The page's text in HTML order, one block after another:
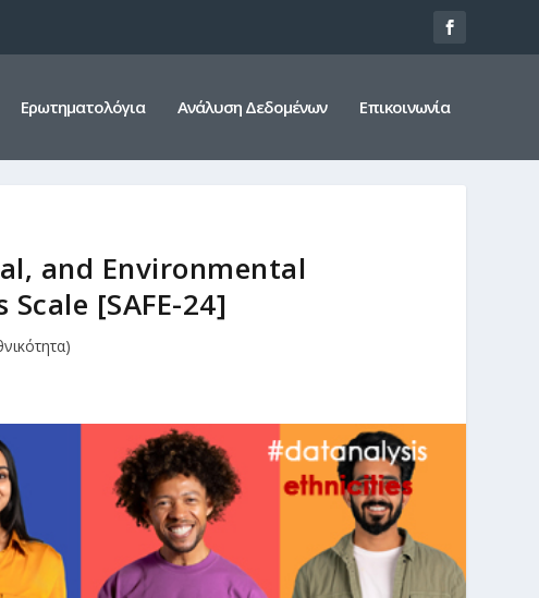
Ερωτηματολόγια Ανάλυση Δεδομένων Επικοινωνία
and Environmental
[SAFE-24]